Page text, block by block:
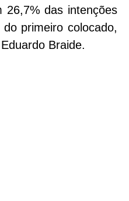
26,7% das intenções
primeiro colocado,
Braide.